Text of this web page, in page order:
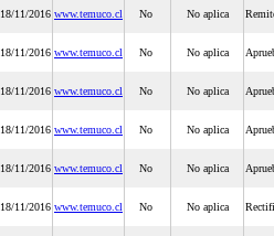
18/11/2016 www.temuco.cl No No aplica
18/11/2016 www.temuco.cl No No aplica
18/11/2016 www.temuco.cl No No aplica
18/11/2016 www.temuco.cl No No aplica
18/11/2016 www.temuco.cl No No aplica
18/11/2016 www.temuco.cl No No aplica